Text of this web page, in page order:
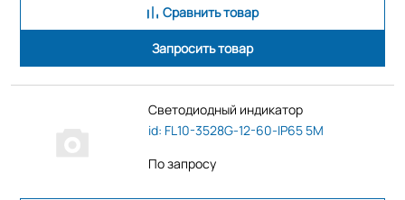
Сравнить товар
Запросить товар
Светодиодный индикатор
id: FL10-3528G-12-60-IP65 5M
По запросу